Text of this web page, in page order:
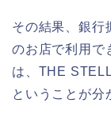
その結果、銀行
のお店で利用で
は、THE
ということが分